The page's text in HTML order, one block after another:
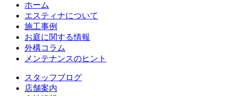
ホーム
エスティナについて
施工事例
お庭に関する情報
外構コラム
メンテナンスのヒント
スタッフブログ
店舗案内